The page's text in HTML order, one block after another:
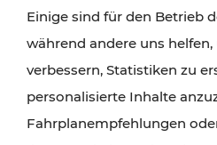
Attraktionen sind mit den
Angeboten des VOR gut
Einige sind für den Betrieb
während andere uns helfen,
verbessern, Statistiken zu
personalisierte Inhalte
Fahrplanempfehlungen